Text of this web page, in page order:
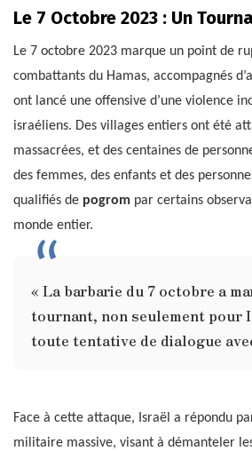
Le 7 Octobre 2023 : Un
Le 7 octobre 2023 marque un point de
combattants du Hamas, accompagnés
ont lancé une offensive d’une violence
israéliens. Des villages entiers ont été
massacrées, et des centaines de
des femmes, des enfants et des
qualifiés de pogrom par certains
monde entier.
« La barbarie du 7 octobre a
tournant, non seulement pour
toute tentative de dialogue
Face à cette attaque, Israël a répondu
militaire massive, visant à démanteler